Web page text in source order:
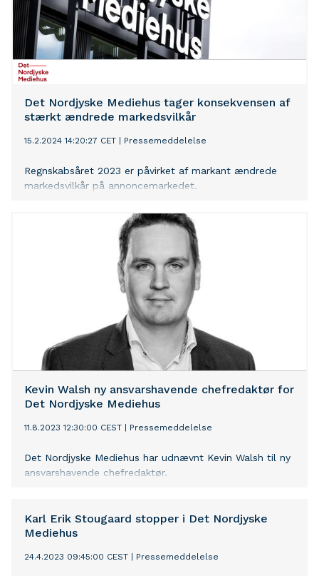
Det Nordjyske Mediehus tager konsekvensen af
stærkt ændrede markedsvilkår
15.2.2024 14:20:27 CET Pressemeddelelse
Regnskabsåret 2023 er påvirket af markant ændrede
markedsvilkår på annoncemarkedet.
Kevin Walsh ny ansvarshavende chefredaktør for
Det Nordjyske Mediehus
11.8.2023 12:30:00 CEST Pressemeddelelse
Det Nordjyske Mediehus har udnævnt Kevin Walsh til ny
ansvarshavende chefredaktør.
Karl Erik Stougaard stopper i Det Nordjyske
Mediehus
24.4.2023 09:45:00 CEST Pressemeddelelse